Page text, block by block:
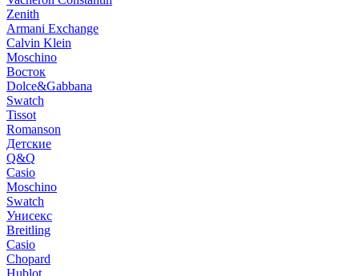
Zenith
Armani Exchange
Calvin Klein
Moschino
Восток
Dolce&Gabbana
Swatch
Tissot
Romanson
Детские
Q&Q
Casio
Moschino
Swatch
Унисекс
Breitling
Casio
Chopard
Hublot